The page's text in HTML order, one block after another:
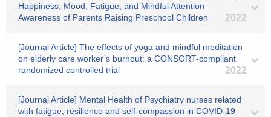
Happiness, Mood, Fatigue, and Mindful Attention
Awareness of Parents Raising Preschool Children
2022
[Journal Article] The effects of yoga and mindful meditation
on elderly care worker’s burnout: a CONSORT-compliant
randomized controlled trial
2022
[Journal Article] Mental Health of Psychiatry nurses related
with fatigue, resilience and self-compassion in COVID-19